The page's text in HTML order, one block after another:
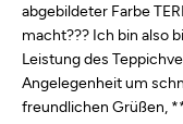
abgebildeter Farbe
macht??? Ich bin also
Leistung des
Angelegenheit um
freundlichen Grüßen,